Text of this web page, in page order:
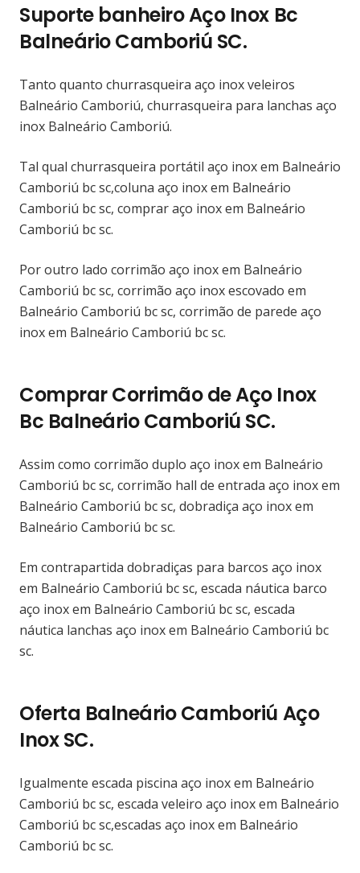
Suporte banheiro Aço Inox Bc
Balneário Camboriú SC.
Tanto quanto churrasqueira aço inox veleiros
Balneário Camboriú, churrasqueira para lanchas aço
inox Balneário Camboriú.
Tal qual churrasqueira portátil aço inox em Balneário
Camboriú bc sc,coluna aço inox em Balneário
Camboriú bc sc, comprar aço inox em Balneário
Camboriú bc sc.
Por outro lado corrimão aço inox em Balneário
Camboriú bc sc, corrimão aço inox escovado em
Balneário Camboriú bc sc, corrimão de parede aço
inox em Balneário Camboriú bc sc.
Comprar Corrimão de Aço Inox
Bc Balneário Camboriú SC.
Assim como corrimão duplo aço inox em Balneário
Camboriú bc sc, corrimão hall de entrada aço inox em
Balneário Camboriú bc sc, dobradiça aço inox em
Balneário Camboriú bc sc.
Em contrapartida dobradiças para barcos aço inox
em Balneário Camboriú bc sc, escada náutica barco
aço inox em Balneário Camboriú bc sc, escada
náutica lanchas aço inox em Balneário Camboriú bc
sc.
Oferta Balneário Camboriú Aço
Inox SC.
Igualmente escada piscina aço inox em Balneário
Camboriú bc sc, escada veleiro aço inox em Balneário
Camboriú bc sc,escadas aço inox em Balneário
Camboriú bc sc.